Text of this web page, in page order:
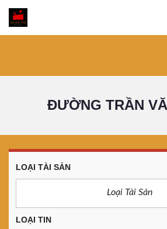
ĐƯỜNG TRẦN
LOẠI TÀI SẢN
Loại Tài Sản
LOẠI TIN